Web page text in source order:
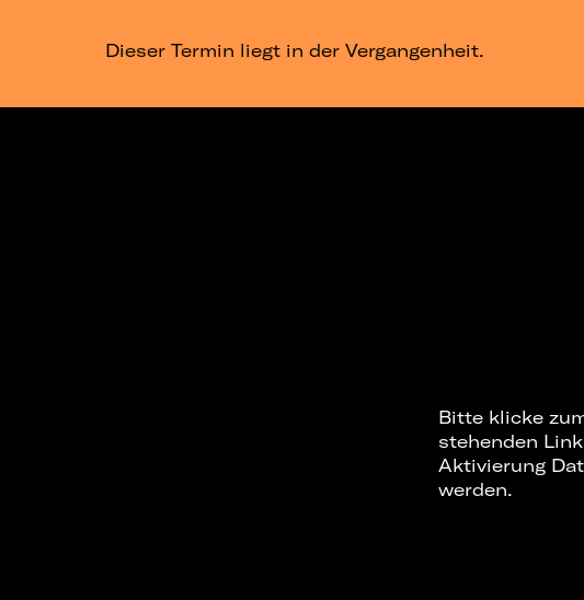
Dieser Termin liegt in der Vergangenheit.
Bitte klicke
stehenden
Aktivierung
werden.